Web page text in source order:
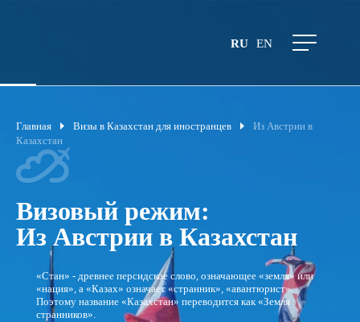
RU EN
Главная Визы в Казахстан для иностранцев
Из Австрии в
Казахстан
Визовый режим:
Из Австрии в Казахстан
«Стан» - древнее персидское слово, означающее «земля» или
«нация», а «Казах» означает «странник», «авантюрист».
Поэтому название «Казахстан» переводится как «Земля
странников».